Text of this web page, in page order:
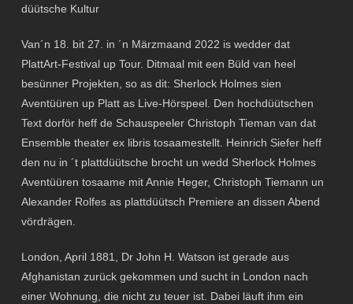
düütsche Kultur
Van´n 18. bit 27. in ´n Märzmaand 2022 is wedder dat
PlattArt-Festival up Tour. Ditmaal mit een Büld van heel
besünner Projekten, so as dit: Sherlock Holmes sien
Aventüüren up Platt as Live-Hörspeel. Den hochdüütschen
Text dorför heff de Schauspeeler Christoph Tieman van dat
Ensemble theater ex libris tosaamestellt. Heinrich Siefer heff
den nu in ´t plattdüütsche brocht un wedd Sherlock Holmes
Aventüüren tosaame mit Annie Heger, Christoph Tiemann un
Alexander Rolfes as plattdüütsch Premiere an dissen Abend
vördrägen.
London, April 1881, Dr John H. Watson ist gerade aus
Afghanistan zurück gekommen und sucht in London nach
einer Wohnung, die nicht zu teuer ist. Dabei läuft ihm ein